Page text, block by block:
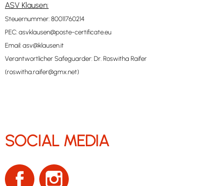
ASV Klausen:
Steuernummer: 80011760214
PEC:asvklausen@poste-certificate.eu
Email:asv@klausen.it
Verantwortlicher Safeguarder: Dr. Roswitha Raifer
(roswitha.raifer@gmx.net)
SOCIAL MEDIA